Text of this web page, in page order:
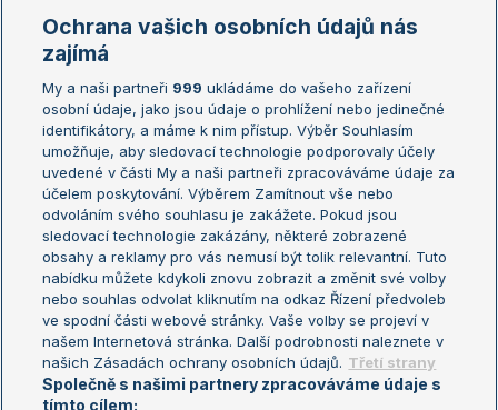
Žebříčky
Žebříček ATP (muži)
Žebříček WTA (ženy)
Sázkařský žebříček
Australian Open
French Open
Wimbledon
US Open
Turnaj mistrů
Turnaj mistryň
Aktualní trendy
Fotbalové přestupy
Livesport Daily
LS Prague Open
Ochrana vašich osobních údajů nás
zajímá
My a naši partneři 999 ukládáme do vašeho zařízení
osobní údaje, jako jsou údaje o prohlížení nebo jedinečné
identifikátory, a máme k nim přístup. Výběr Souhlasím
umožňuje, aby sledovací technologie podporovaly účely
uvedené v části My a naši partneři zpracováváme údaje za
účelem poskytování. Výběrem Zamítnout vše nebo
odvoláním svého souhlasu je zakážete. Pokud jsou
sledovací technologie zakázány, některé zobrazené
obsahy a reklamy pro vás nemusí být tolik relevantní. Tuto
nabídku můžete kdykoli znovu zobrazit a změnit své volby
nebo souhlas odvolat kliknutím na odkaz Řízení předvoleb
ve spodní části webové stránky. Vaše volby se projeví v
našem Internetová stránka. Další podrobnosti naleznete v
našich Zásadách ochrany osobních údajů. Třetí strany
Společně s našimi partnery zpracováváme údaje s
tímto cílem: